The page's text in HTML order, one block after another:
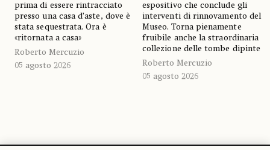
prima di essere rintracciato
presso una casa d’aste, dove è
stata sequestrata. Ora è
«ritornata a casa»
Roberto Mercuzio
05 agosto 2026
espositivo che conclude gli
interventi di rinnovamento del
Museo. Torna pienamente
fruibile anche la straordinaria
collezione delle tombe dipinte
Roberto Mercuzio
05 agosto 2026